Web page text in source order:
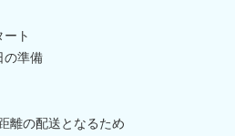
ト
の準備
離の配送となるため